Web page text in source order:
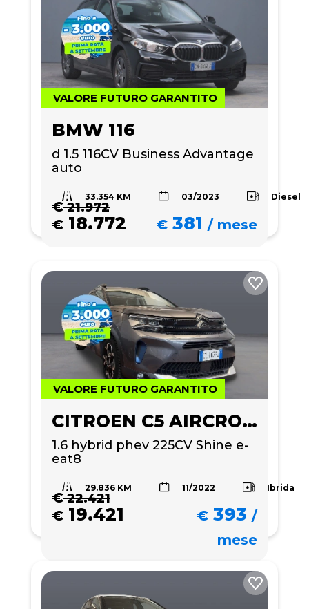
VALORE FUTURO GARANTITO
BMW 116
d 1.5 116CV Business Advantage
auto
33.354 KM 03/2023 Diesel
€21.972
€ 18.772 € 381 /mese
VALORE FUTURO GARANTITO
CITROEN C5 AIRCROSS
1.6 hybrid phev 225CV Shine e-
eat8
29.836 KM 11/2022 Ibrida
€22.421
€ 19.421 € 393 /
mese